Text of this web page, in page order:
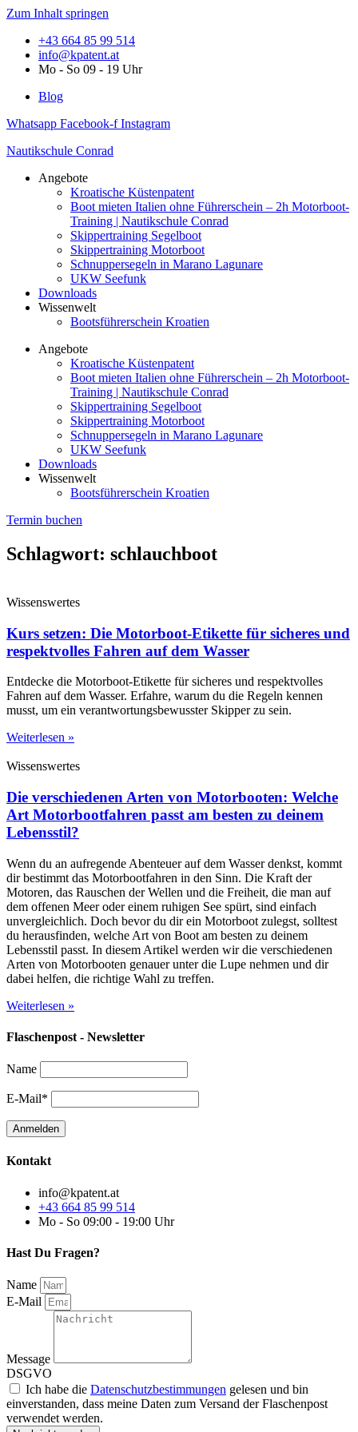
Zum Inhalt springen
+43 664 85 99 514
info@kpatent.at
Mo - So 09 - 19 Uhr
Blog
Whatsapp Facebook-f Instagram
Nautikschule Conrad
Angebote
Kroatische Küstenpatent
Boot mieten Italien ohne Führerschein – 2h Motorboot-
Training | Nautikschule Conrad
Skippertraining Segelboot
Skippertraining Motorboot
Schnuppersegeln in Marano Lagunare
UKW Seefunk
Downloads
Wissenwelt
Bootsführerschein Kroatien
Angebote
Kroatische Küstenpatent
Boot mieten Italien ohne Führerschein – 2h Motorboot-
Training | Nautikschule Conrad
Skippertraining Segelboot
Skippertraining Motorboot
Schnuppersegeln in Marano Lagunare
UKW Seefunk
Downloads
Wissenwelt
Bootsführerschein Kroatien
Termin buchen
Schlagwort: schlauchboot
Wissenswertes
Kurs setzen: Die Motorboot-Etikette für sicheres und
respektvolles Fahren auf dem Wasser
Entdecke die Motorboot-Etikette für sicheres und respektvolles
Fahren auf dem Wasser. Erfahre, warum du die Regeln kennen
musst, um ein verantwortungsbewusster Skipper zu sein.
Weiterlesen »
Wissenswertes
Die verschiedenen Arten von Motorbooten: Welche
Art Motorbootfahren passt am besten zu deinem
Lebensstil?
Wenn du an aufregende Abenteuer auf dem Wasser denkst, kommt
dir bestimmt das Motorbootfahren in den Sinn. Die Kraft der
Motoren, das Rauschen der Wellen und die Freiheit, die man auf
dem offenen Meer oder einem ruhigen See spürt, sind einfach
unvergleichlich. Doch bevor du dir ein Motorboot zulegst, solltest
du herausfinden, welche Art von Boot am besten zu deinem
Lebensstil passt. In diesem Artikel werden wir die verschiedenen
Arten von Motorbooten genauer unter die Lupe nehmen und dir
dabei helfen, die richtige Wahl zu treffen.
Weiterlesen »
Flaschenpost - Newsletter
Name
E-Mail*
Kontakt
info@kpatent.at
+43 664 85 99 514
Mo - So 09:00 - 19:00 Uhr
Hast Du Fragen?
Name
E-Mail
Message
DSGVO
Ich habe die Datenschutzbestimmungen gelesen und bin
einverstanden, dass meine Daten zum Versand der Flaschenpost
verwendet werden.